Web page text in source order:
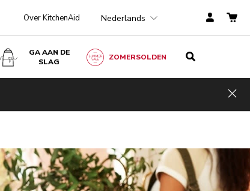
Over KitchenAid Nederlands
GA AAN DE
SLAG
ZOMERSOLDEN